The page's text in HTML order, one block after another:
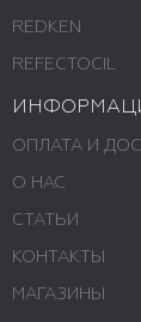
REDKEN
REFECTOCIL
ОПЛАТА И
О НАС
СТАТЬИ
КОНТАКТЫ
МАГАЗИНЫ